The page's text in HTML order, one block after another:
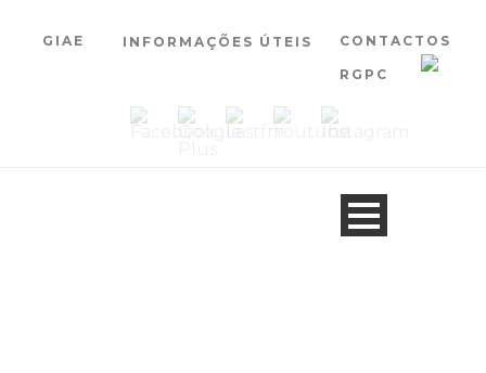
GIAE INFORMAÇÕES ÚTEIS CONTACTOS
RGPC